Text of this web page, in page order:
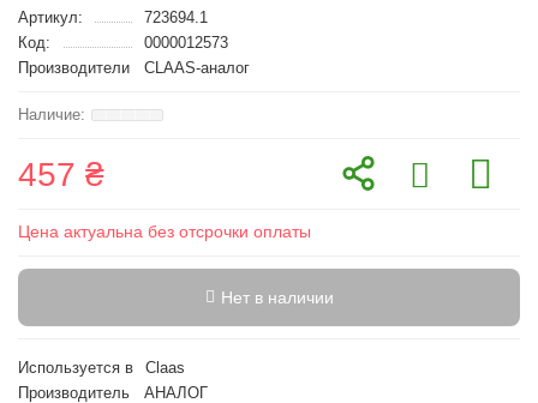
Артикул:
723694.1
Код:
0000012573
Производители
CLAAS-аналог
457 ₴
Цена актуальна без отсрочки оплаты
Нет в наличии
Используется в
Claas
Производитель
АНАЛОГ